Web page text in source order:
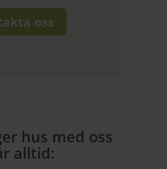
oss
hus med oss
alltid: